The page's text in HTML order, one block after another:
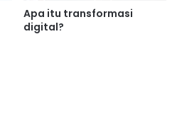
Apa itu transformasi
digital?